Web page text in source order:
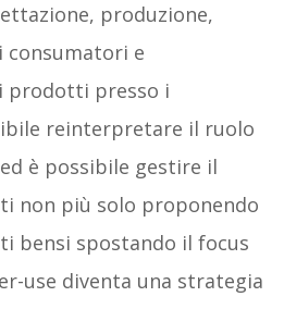
produzione,
e
prodotti presso i
reinterpretare il ruolo
è possibile gestire il
non più solo proponendo
bensi spostando il focus
use diventa una strategia